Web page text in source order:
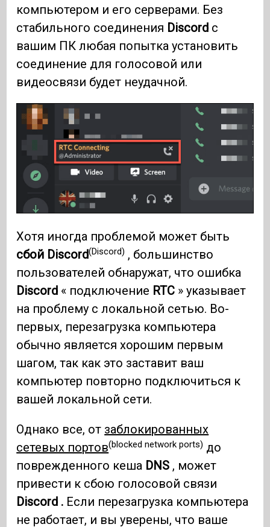
компьютером и его серверами. Без
стабильного соединения Discord с
вашим ПК любая попытка установить
соединение для голосовой или
видеосвязи будет неудачной.
Хотя иногда проблемой может быть
сбой Discord(Discord) , большинство
пользователей обнаружат, что ошибка
Discord « подключение RTC » указывает
на проблему с локальной сетью. Во-
первых, перезагрузка компьютера
обычно является хорошим первым
шагом, так как это заставит ваш
компьютер повторно подключиться к
вашей локальной сети.
Однако все, от заблокированных
сетевых портов(blocked network ports) до
поврежденного кеша DNS , может
привести к сбою голосовой связи
Discord . Если перезагрузка компьютера
не работает, и вы уверены, что ваше